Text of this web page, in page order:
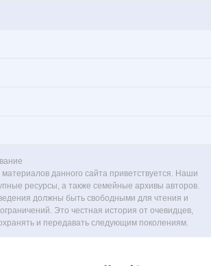
данного сайта приветствуется. Наши
ресурсы, а также семейные архивы авторов.
должны быть свободными для чтения и
Это честная история от очевидцев,
и передавать следующим поколениям.